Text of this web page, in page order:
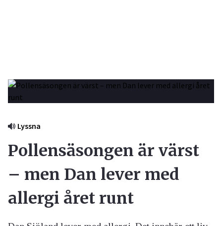
Lyssna
Pollensäsongen är värst
– men Dan lever med
allergi året runt